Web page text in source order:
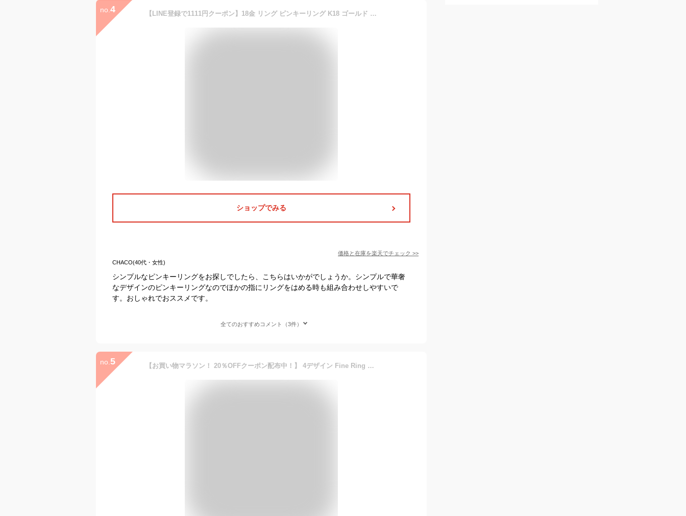
no. 4 【LINE登録で1111円クーポン】18金 リング ピンキーリング K18 ゴールド 2連（スパイラル×ねじれ） 華奢 2連 シンプル オシャレ 18k 8金 指輪 細い DEVAS 誕生日 レディース ピンキー リング ゴールドリング ジュエリー プレゼント
ショップでみる
価格と在庫を楽天でチェック >>
CHACO(40代・女性)
シンプルなピンキーリングをお探しでしたら、こちらはいかがでしょうか。シンプルで華奢
なデザインのピンキーリングなのでほかの指にリングをはめる時も組み合わせしやすいで
す。おしゃれでおススメです。
全てのおすすめコメント（3件）
no. 5 【お買い物マラソン！ 20％OFFクーポン配布中！】 4デザイン Fine Ring ピンクゴールド K18 K18pg 華奢リング シンプルリング 細リング 極細リング ペアリング 指輪 華奢 極細 細 18 地金 ペア ピンキー プレーン ストレート レディース リング プレゼント